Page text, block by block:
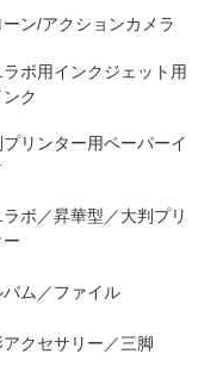
ーン/アクションカメラ
ラボ用インクジェット用
ク
プリンター用ペーパーイ
ラボ／昇華型／大判プリ
ー
バム／ファイル
クセサリー／三脚